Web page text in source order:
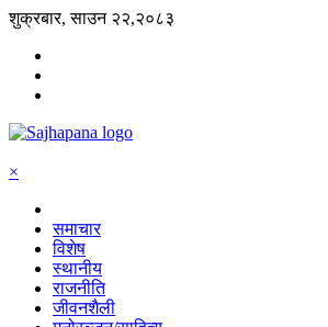
शुक्रबार, साउन २२,२०८३
×
समाचार
विशेष
स्थानीय
राजनीति
जीवनशैली